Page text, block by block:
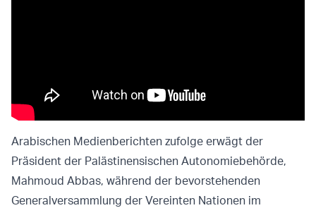
Arabischen Medienberichten zufolge erwägt der
Präsident der Palästinensischen Autonomiebehörde,
Mahmoud Abbas, während der bevorstehenden
Generalversammlung der Vereinten Nationen im